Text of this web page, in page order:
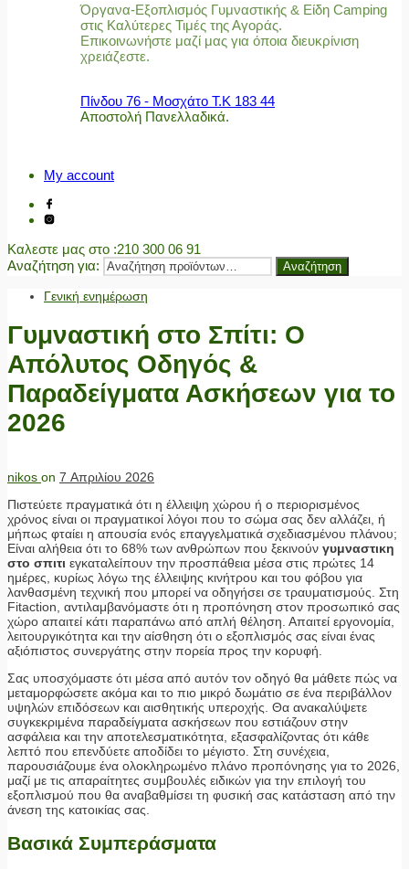
Όργανα-Εξοπλισμός Γυμναστικής & Είδη Camping
στις Καλύτερες Τιμές της Αγοράς.
Επικοινωνήστε μαζί μας για όποια διευκρίνιση
χρειάζεστε.
Πίνδου 76 - Μοσχάτο Τ.Κ 183 44
Αποστολή Πανελλαδικά.
My account
Καλεστε μας στο :210 300 06 91
Αναζήτηση για:
Αναζήτηση
Γενική ενημέρωση
Γυμναστική στο Σπίτι: Ο
Απόλυτος Οδηγός &
Παραδείγματα Ασκήσεων για το
2026
nikos on 7 Απριλίου 2026
Πιστεύετε πραγματικά ότι η έλλειψη χώρου ή ο περιορισμένος
χρόνος είναι οι πραγματικοί λόγοι που το σώμα σας δεν αλλάζει, ή
μήπως φταίει η απουσία ενός επαγγελματικά σχεδιασμένου πλάνου;
Είναι αλήθεια ότι το 68% των ανθρώπων που ξεκινούν γυμναστικη
στο σπιτι εγκαταλείπουν την προσπάθεια μέσα στις πρώτες 14
ημέρες, κυρίως λόγω της έλλειψης κινήτρου και του φόβου για
λανθασμένη τεχνική που μπορεί να οδηγήσει σε τραυματισμούς. Στη
Fitaction, αντιλαμβανόμαστε ότι η προπόνηση στον προσωπικό σας
χώρο απαιτεί κάτι παραπάνω από απλή θέληση. Απαιτεί εργονομία,
λειτουργικότητα και την αίσθηση ότι ο εξοπλισμός σας είναι ένας
αξιόπιστος συνεργάτης στην πορεία προς την κορυφή.
Σας υποσχόμαστε ότι μέσα από αυτόν τον οδηγό θα μάθετε πώς να
μεταμορφώσετε ακόμα και το πιο μικρό δωμάτιο σε ένα περιβάλλον
υψηλών επιδόσεων και αισθητικής υπεροχής. Θα ανακαλύψετε
συγκεκριμένα παραδείγματα ασκήσεων που εστιάζουν στην
ασφάλεια και την αποτελεσματικότητα, εξασφαλίζοντας ότι κάθε
λεπτό που επενδύετε αποδίδει το μέγιστο. Στη συνέχεια,
παρουσιάζουμε ένα ολοκληρωμένο πλάνο προπόνησης για το 2026,
μαζί με τις απαραίτητες συμβουλές ειδικών για την επιλογή του
εξοπλισμού που θα αναβαθμίσει τη φυσική σας κατάσταση από την
άνεση της κατοικίας σας.
Βασικά Συμπεράσματα